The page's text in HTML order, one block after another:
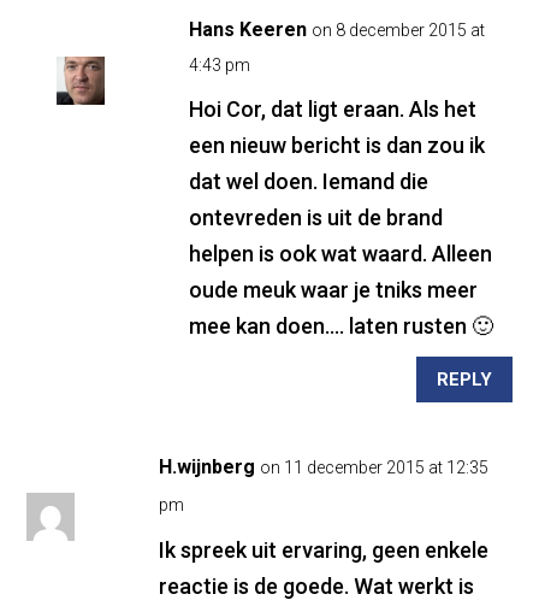
Hans Keeren on 8 december 2015 at
4:43 pm
Hoi Cor, dat ligt eraan. Als het
een nieuw bericht is dan zou ik
dat wel doen. Iemand die
ontevreden is uit de brand
helpen is ook wat waard. Alleen
oude meuk waar je tniks meer
mee kan doen…. laten rusten 🙂
REPLY
H.wijnberg on 11 december 2015 at 12:35
pm
Ik spreek uit ervaring, geen enkele
reactie is de goede. Wat werkt is